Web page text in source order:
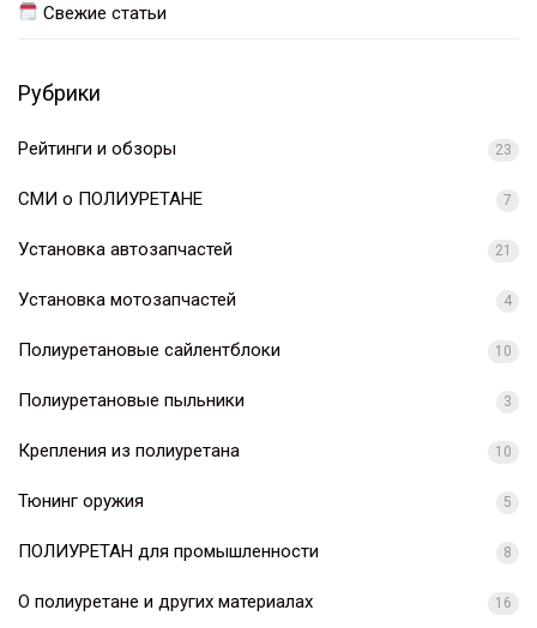
Свежие статьи
Рубрики
Рейтинги и обзоры 23
СМИ о ПОЛИУРЕТАНЕ 7
Установка автозапчастей 21
Установка мотозапчастей 4
Полиуретановые сайлентблоки 10
Полиуретановые пыльники 3
Крепления из полиуретана 10
Тюнинг оружия 5
ПОЛИУРЕТАН для промышленности 8
О полиуретане и других материалах 16